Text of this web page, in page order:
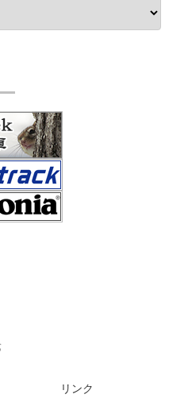
リンク